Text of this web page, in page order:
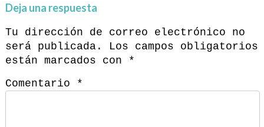
Deja una respuesta
Tu dirección de correo electrónico no
será publicada.
Los campos obligatorios
están marcados con
*
Comentario
*